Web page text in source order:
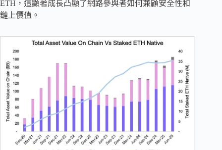
ETH，這顯著成長凸顯了網路參與者如何兼顧安全性和
鏈上價值。